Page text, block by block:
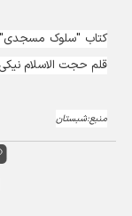
قلم حجت الاسلام نیکی
منبع:شبستان